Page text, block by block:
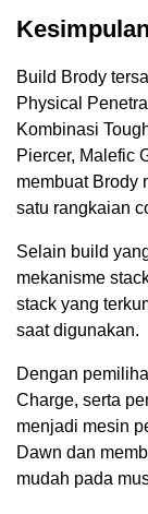
Kesimpulan
Build Brody
Physical
Kombinasi
Piercer, Malefic
membuat Brody
satu rangkaian
Selain build
mekanisme
stack yang
saat digunakan.
Dengan
Charge, serta
menjadi mesin
Dawn dan
mudah pada